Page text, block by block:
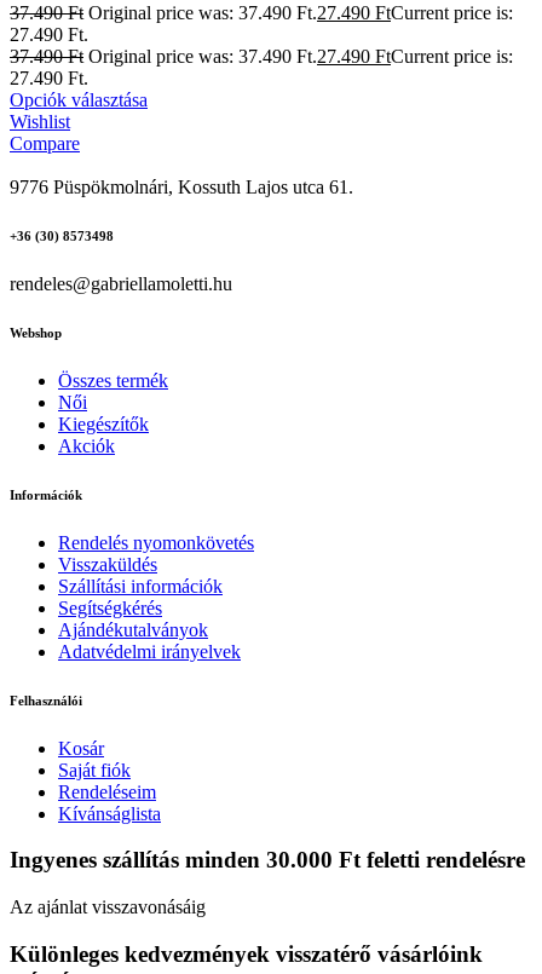
37.490Ft Original price was: 37.490 Ft.27.490 FtCurrent price is:
27.490 Ft.
37.490Ft Original price was: 37.490 Ft.27.490 FtCurrent price is:
27.490 Ft.
Opciók választása
Wishlist
Compare
9776 Püspökmolnári, Kossuth Lajos utca 61.
+36 (30) 8573498
rendeles@gabriellamoletti.hu
Webshop
Összes termék
Női
Kiegészítők
Akciók
Információk
Rendelés nyomonkövetés
Visszaküldés
Szállítási információk
Segítségkérés
Ajándékutalványok
Adatvédelmi irányelvek
Felhasználói
Kosár
Saját fiók
Rendeléseim
Kívánságlista
Ingyenes szállítás minden 30.000 Ft feletti rendelésre
Az ajánlat visszavonásáig
Különleges kedvezmények visszatérő vásárlóink